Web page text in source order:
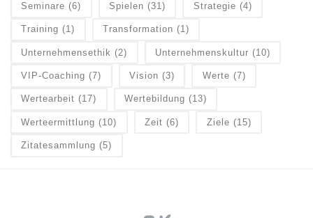
Seminare (6) Spielen (31) Strategie (4)
Training (1) Transformation (1)
Unternehmensethik (2) Unternehmenskultur (10)
VIP-Coaching (7) Vision (3) Werte (7)
Wertearbeit (17) Wertebildung (13)
Werteermittlung (10) Zeit (6) Ziele (15)
Zitatesammlung (5)